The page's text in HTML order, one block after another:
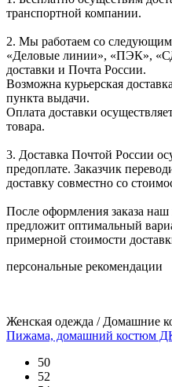
транспортной компании.
2. Мы работаем со
«Деловые линии», «ПЭК»,
доставки и Почта России.
Возможна курьерская
пункта выдачи.
Оплата доставки
товара.
3. Доставка Почтой России
предоплате. Заказчик
доставку совместно со
После оформления заказа
предложит оптимальный
примерной стоимости
персональные рекомендации
Женская одежда / Домашние
Пижама, домашний костюм
50
52